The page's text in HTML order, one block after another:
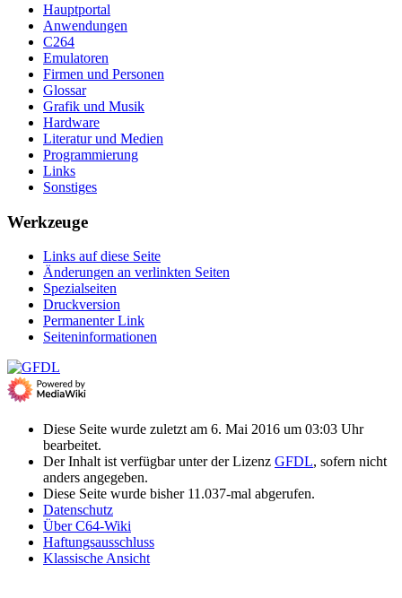
Hauptportal
Anwendungen
C264
Emulatoren
Firmen und Personen
Glossar
Grafik und Musik
Hardware
Literatur und Medien
Programmierung
Links
Sonstiges
Werkzeuge
Links auf diese Seite
Änderungen an verlinkten Seiten
Spezialseiten
Druckversion
Permanenter Link
Seiten­­informationen
Diese Seite wurde zuletzt am 6. Mai 2016 um 03:03 Uhr
bearbeitet.
Der Inhalt ist verfügbar unter der Lizenz GFDL, sofern nicht
anders angegeben.
Diese Seite wurde bisher 11.037-mal abgerufen.
Datenschutz
Über C64-Wiki
Haftungsausschluss
Klassische Ansicht